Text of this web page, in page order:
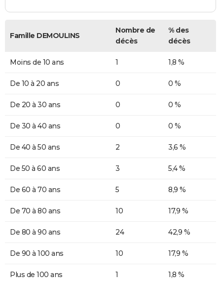
Famille DEMOULINS
Nombre de
décès
% des
décès
Moins de 10 ans 1 1,8 %
De 10 à 20 ans 0 0 %
De 20 à 30 ans 0 0 %
De 30 à 40 ans 0 0 %
De 40 à 50 ans 2 3,6 %
De 50 à 60 ans 3 5,4 %
De 60 à 70 ans 5 8,9 %
De 70 à 80 ans 10 17,9 %
De 80 à 90 ans 24 42,9 %
De 90 à 100 ans 10 17,9 %
Plus de 100 ans 1 1,8 %